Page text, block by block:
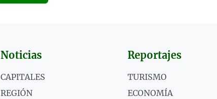
Noticias
CAPITALES
REGIÓN
Reportajes
TURISMO
ECONOMÍA